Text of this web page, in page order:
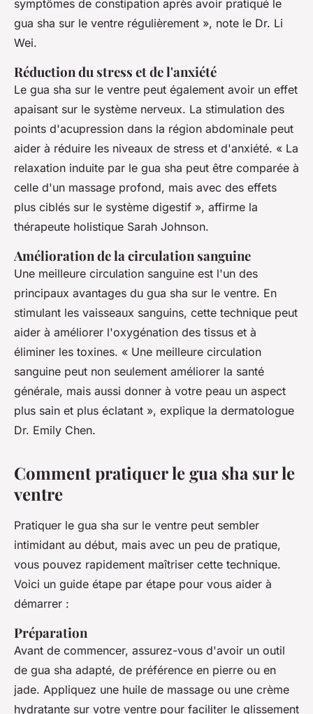
symptômes de constipation après avoir pratiqué le
gua sha sur le ventre régulièrement », note le Dr. Li
Wei.
Réduction du stress et de l'anxiété
Le gua sha sur le ventre peut également avoir un effet
apaisant sur le système nerveux. La stimulation des
points d'acupression dans la région abdominale peut
aider à réduire les niveaux de stress et d'anxiété. « La
relaxation induite par le gua sha peut être comparée à
celle d'un massage profond, mais avec des effets
plus ciblés sur le système digestif », affirme la
thérapeute holistique Sarah Johnson.
Amélioration de la circulation sanguine
Une meilleure circulation sanguine est l'un des
principaux avantages du gua sha sur le ventre. En
stimulant les vaisseaux sanguins, cette technique peut
aider à améliorer l'oxygénation des tissus et à
éliminer les toxines. « Une meilleure circulation
sanguine peut non seulement améliorer la santé
générale, mais aussi donner à votre peau un aspect
plus sain et plus éclatant », explique la dermatologue
Dr. Emily Chen.
Comment pratiquer le gua sha sur le
ventre
Pratiquer le gua sha sur le ventre peut sembler
intimidant au début, mais avec un peu de pratique,
vous pouvez rapidement maîtriser cette technique.
Voici un guide étape par étape pour vous aider à
démarrer :
Préparation
Avant de commencer, assurez-vous d'avoir un outil
de gua sha adapté, de préférence en pierre ou en
jade. Appliquez une huile de massage ou une crème
hydratante sur votre ventre pour faciliter le glissement